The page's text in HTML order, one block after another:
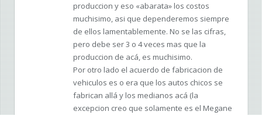
produccion y eso «abarata» los costos
muchisimo, asi que dependeremos siempre
de ellos lamentablemente. No se las cifras,
pero debe ser 3 o 4 veces mas que la
produccion de acá, es muchisimo.
Por otro lado el acuerdo de fabricacion de
vehiculos es o era que los autos chicos se
fabrican allá y los medianos acá (la
excepcion creo que solamente es el Megane